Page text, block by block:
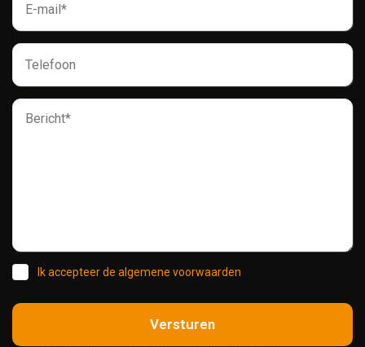
Ik accepteer de algemene voorwaarden
Versturen